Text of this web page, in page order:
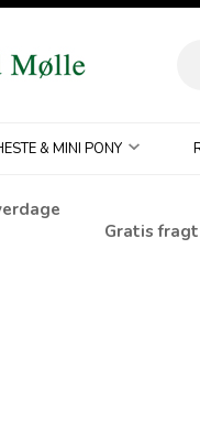
& MINI PONY
Gratis